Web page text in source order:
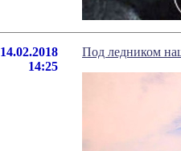
14.02.2018
14:25
Под ледником